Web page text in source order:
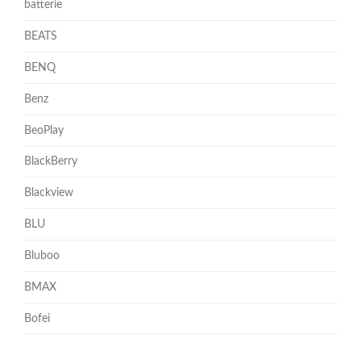
batterie
BEATS
BENQ
Benz
BeoPlay
BlackBerry
Blackview
BLU
Bluboo
BMAX
Bofei